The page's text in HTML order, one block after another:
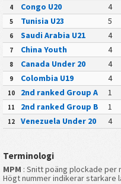
4 Congo U20 4
5 Tunisia U23 5
6 Saudi Arabia U21 4
7 China Youth 4
8 Canada Under 20 4
9 Colombia U19 4
10 2nd ranked Group A 1
11 2nd ranked Group B 1
12 Venezuela Under 20 4
Terminologi
MPM : Snitt poäng plockade per
Högt nummer indikerar starkare